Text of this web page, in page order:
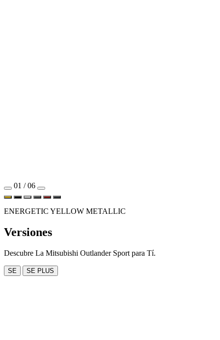
01 / 06
ENERGETIC YELLOW METALLIC
Versiones
Descubre La Mitsubishi Outlander Sport para Tí.
SE SE PLUS